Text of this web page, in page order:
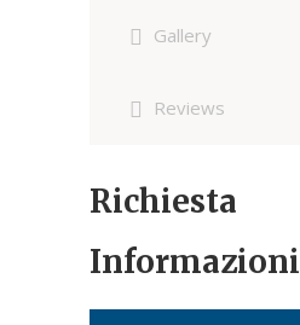
Gallery
Reviews
Richiesta
Informazioni